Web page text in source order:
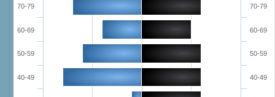
40-49
50-59
60-69
70-79
40-49
50-59
60-69
70-79